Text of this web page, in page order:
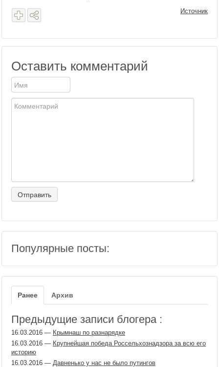
Источник
Оставить комментарий
Популярные посты:
Ранее Архив
Предыдущие записи блогера :
16.03.2016 — Крымнаш по разнарядке
16.03.2016 — Крупнейшая победа Россельхознадзора за всю его
историю
16.03.2016 — Давненько у нас не было путингов